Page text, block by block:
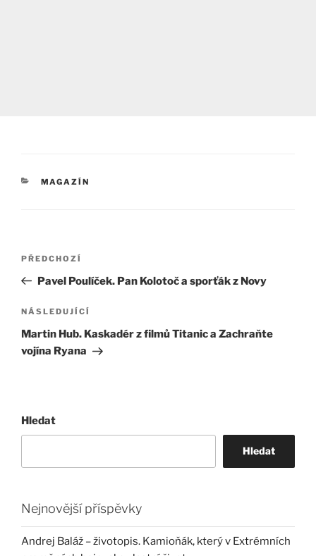
RUBRIKY
MAGAZÍN
Navigace
příspěvek
Předchozí
příspěvek
PŘEDCHOZÍ
Pavel Poulíček. Pan Kolotoč a sporťák z Novy
Následující
příspěvek
NÁSLEDUJÍCÍ
Martin Hub. Kaskadér z filmů Titanic a Zachraňte
vojína Ryana
Hledat
Hledat
Nejnovější příspěvky
Andrej Baláž – životopis. Kamioňák, který v Extrémních